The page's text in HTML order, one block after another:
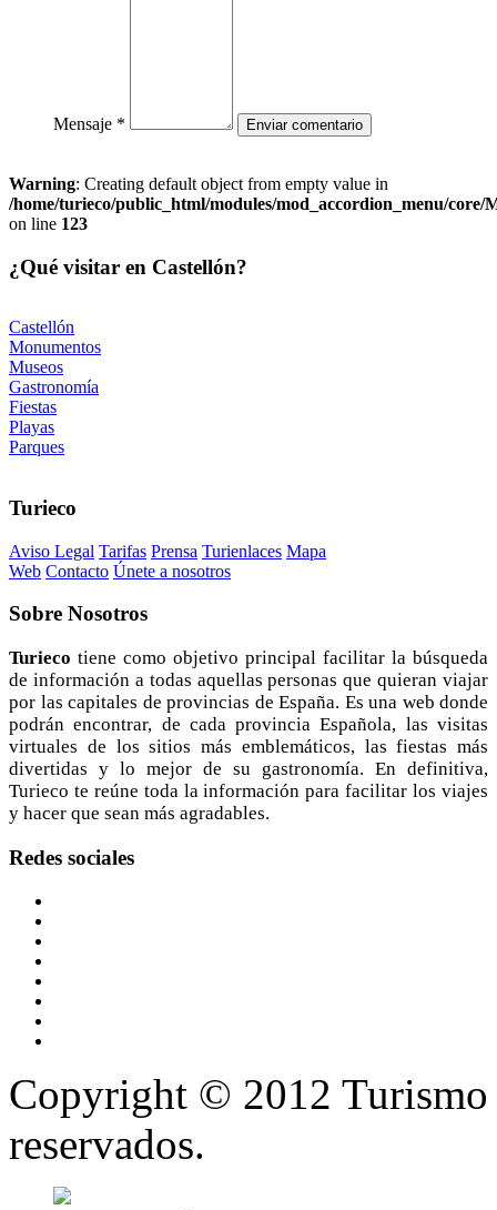
Mensaje *
Warning: Creating default object from empty value in
/home/turieco/public_html/modules/mod_accordion_menu/core/
on line 123
¿Qué visitar en Castellón?
Castellón
Monumentos
Museos
Gastronomía
Fiestas
Playas
Parques
Turieco
Aviso Legal Tarifas Prensa Turienlaces Mapa
Web Contacto Únete a nosotros
Sobre Nosotros
Turieco tiene como objetivo principal facilitar la búsqueda
de información a todas aquellas personas que quieran viajar
por las capitales de provincias de España. Es una web donde
podrán encontrar, de cada provincia Española, las visitas
virtuales de los sitios más emblemáticos, las fiestas más
divertidas y lo mejor de su gastronomía. En definitiva,
Turieco te reúne toda la información para facilitar los viajes
y hacer que sean más agradables.
Redes sociales
Copyright © 2012 Turismo
reservados.